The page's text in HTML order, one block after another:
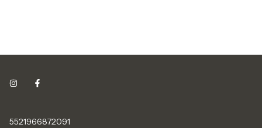
5521966872091